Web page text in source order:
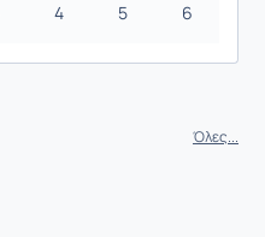
4 5 6
Όλες...